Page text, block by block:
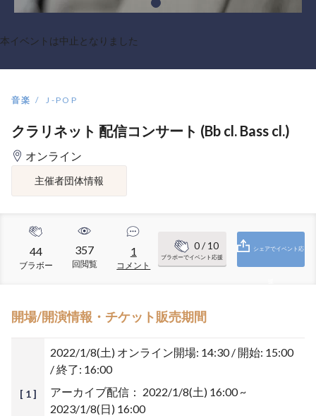
本イベントは中止となりました
音楽 J-POP
クラリネット 配信コンサート (Bb cl. Bass cl.)
オンライン
主催者団体情報
44
ブラボー
357
回閲覧
1
コメント
0/ 10
ブラボーでイベント応援
シェアでイベント応
開場/開演情報・チケット販売期間
[ 1 ]
2022/1/8(土) オンライン開場: 14:30 / 開始: 15:00
/ 終了: 16:00
アーカイブ配信： 2022/1/8(土) 16:00 ~
2023/1/8(日) 16:00